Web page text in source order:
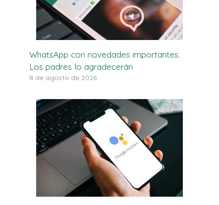
WhatsApp con novedades importantes.
Los padres lo agradecerán
8 de agosto de 2026